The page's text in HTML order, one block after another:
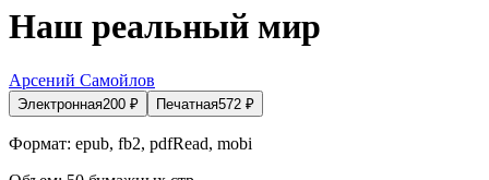
Наш реальный мир
Арсений Самойлов
Электронная200 ₽ Печатная572 ₽
Формат: epub, fb2, pdfRead, mobi